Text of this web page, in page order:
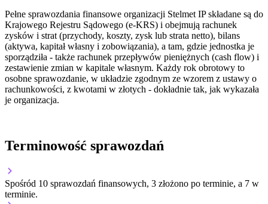
Pełne sprawozdania finansowe organizacji Stelmet IP składane są do
Krajowego Rejestru Sądowego (e-KRS) i obejmują rachunek
zysków i strat (przychody, koszty, zysk lub strata netto), bilans
(aktywa, kapitał własny i zobowiązania), a tam, gdzie jednostka je
sporządziła - także rachunek przepływów pieniężnych (cash flow) i
zestawienie zmian w kapitale własnym. Każdy rok obrotowy to
osobne sprawozdanie, w układzie zgodnym ze wzorem z ustawy o
rachunkowości, z kwotami w złotych - dokładnie tak, jak wykazała
je organizacja.
Terminowość sprawozdań
Spośród 10 sprawozdań finansowych, 3 złożono po terminie, a 7 w
terminie.